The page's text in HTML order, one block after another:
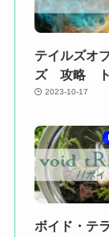
テイルズオ
ズ 攻略 ト
2023-10-17
ボイド・テ